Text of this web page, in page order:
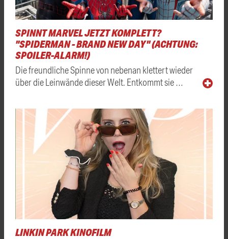
SPINNT MARVEL JETZT KOMPLETT?
"SPIDERMAN - BRAND NEW DAY" (ACHTUNG:
SPOILER-ALARM!)
Die freundliche Spinne von nebenan klettert wieder
über die Leinwände dieser Welt. Entkommt sie …
LINKIN PARK KINOFILM